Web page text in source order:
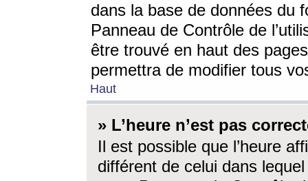
dans la base de données du
Panneau de Contrôle de
être trouvé en haut des
permettra de modifier tous
Haut
» L’heure n’est pas
Il est possible que l’heure
différent de celui dans